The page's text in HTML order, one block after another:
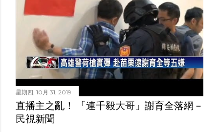
星期四, 10月 31, 2019
直播主之亂！ 「連千毅大哥」謝育全落網－
民視新聞